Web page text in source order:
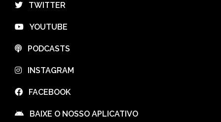
⠀TWITTER
⠀YOUTUBE
⠀PODCASTS
⠀INSTAGRAM
⠀FACEBOOK
⠀BAIXE O NOSSO APLICATIVO